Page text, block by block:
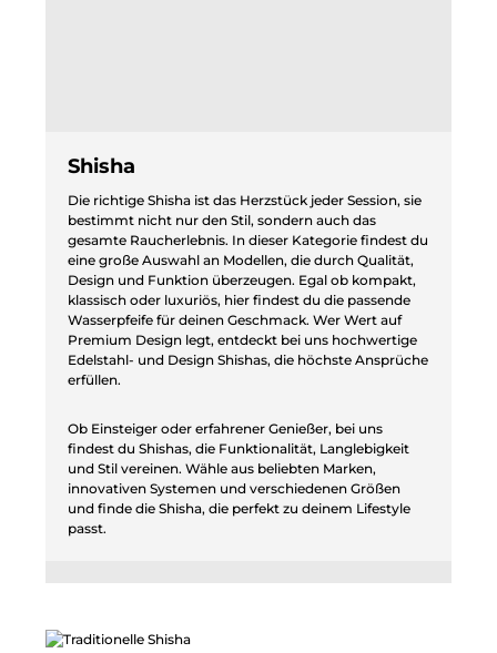
Shisha
Die richtige Shisha ist das Herzstück jeder Session, sie
bestimmt nicht nur den Stil, sondern auch das
gesamte Raucherlebnis. In dieser Kategorie findest du
eine große Auswahl an Modellen, die durch Qualität,
Design und Funktion überzeugen. Egal ob kompakt,
klassisch oder luxuriös, hier findest du die passende
Wasserpfeife für deinen Geschmack. Wer Wert auf
Premium Design legt, entdeckt bei uns hochwertige
Edelstahl- und Design Shishas, die höchste Ansprüche
erfüllen.
Ob Einsteiger oder erfahrener Genießer, bei uns
findest du Shishas, die Funktionalität, Langlebigkeit
und Stil vereinen. Wähle aus beliebten Marken,
innovativen Systemen und verschiedenen Größen
und finde die Shisha, die perfekt zu deinem Lifestyle
passt.